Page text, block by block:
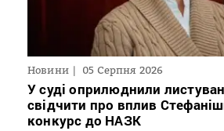
Новини 05 Серпня 2026
У суді оприлюднили
свідчити про вплив
конкурс до НАЗК